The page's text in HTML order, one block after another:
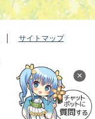
×
サイトマップ